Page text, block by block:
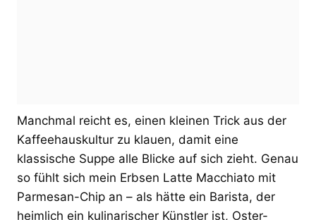
Manchmal reicht es, einen kleinen Trick aus der
Kaffeehauskultur zu klauen, damit eine
klassische Suppe alle Blicke auf sich zieht. Genau
so fühlt sich mein Erbsen Latte Macchiato mit
Parmesan-Chip an – als hätte ein Barista, der
heimlich ein kulinarischer Künstler ist, Oster-